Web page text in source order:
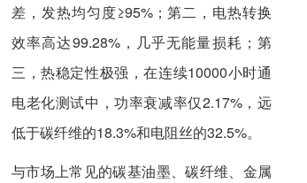
差，发热均匀度≥95%；第二，电热转换
效率高达99.28%，几乎无能量损耗；第
三，热稳定性极强，在连续10000小时通
电老化测试中，功率衰减率仅2.17%，远
低于碳纤维的18.3%和电阻丝的32.5%。
与市场上常见的碳基油墨、碳纤维、金属